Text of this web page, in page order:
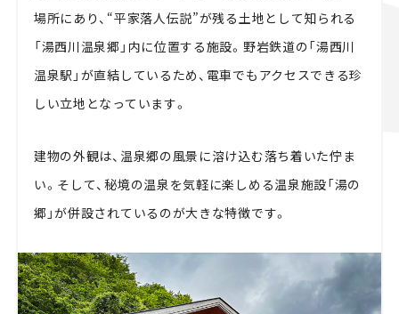
場所にあり、“平家落人伝説”が残る土地として知られる
「湯西川温泉郷」内に位置する施設。野岩鉄道の「湯西川
温泉駅」が直結しているため、電車でもアクセスできる珍
しい立地となっています。
建物の外観は、温泉郷の風景に溶け込む落ち着いた佇ま
い。そして、秘境の温泉を気軽に楽しめる温泉施設「湯の
郷」が併設されているのが大きな特徴です。